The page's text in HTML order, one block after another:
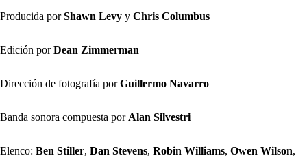
Producida porShawn Levy y Chris Columbus
Edición porDean Zimmerman
Dirección de fotografía porGuillermo Navarro
Banda sonora compuesta por Alan Silvestri
Elenco: Ben Stiller, Dan Stevens, Robin Williams, Owen Wilson,